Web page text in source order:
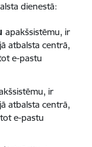
dienestā:
apakšsistēmu, ir
atbalsta centrā,
e-pastu
ir
atbalsta centrā,
e-pastu